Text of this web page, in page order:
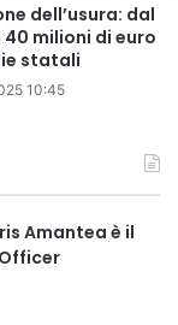
dell’usura: dal
40 milioni di euro
statali
10:45
Amantea è il